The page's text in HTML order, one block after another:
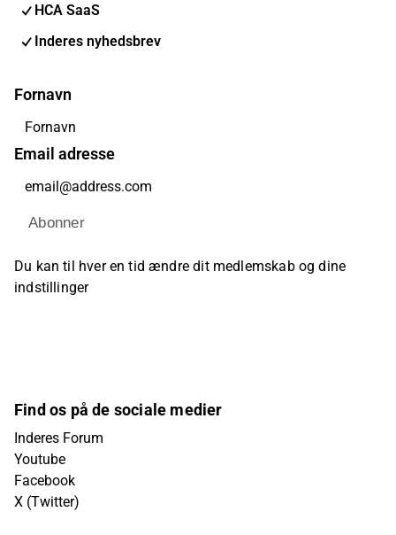
HCA SaaS
Inderes nyhedsbrev
Fornavn
Email adresse
Abonner
Du kan til hver en tid ændre dit medlemskab og dine
indstillinger
Find os på de sociale medier
Inderes Forum
Youtube
Facebook
X (Twitter)